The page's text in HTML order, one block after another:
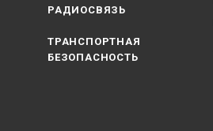
РАДИОСВЯЗЬ
ТРАНСПОРТНАЯ
БЕЗОПАСНОСТЬ